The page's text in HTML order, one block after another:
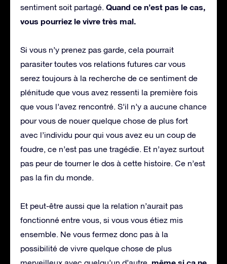
sentiment soit partagé. Quand ce n’est pas le cas,
vous pourriez le vivre très mal.
Si vous n’y prenez pas garde, cela pourrait
parasiter toutes vos relations futures car vous
serez toujours à la recherche de ce sentiment de
plénitude que vous avez ressenti la première fois
que vous l’avez rencontré. S’il n’y a aucune chance
pour vous de nouer quelque chose de plus fort
avec l’individu pour qui vous avez eu un coup de
foudre, ce n’est pas une tragédie. Et n’ayez surtout
pas peur de tourner le dos à cette histoire. Ce n’est
pas la fin du monde.
Et peut-être aussi que la relation n’aurait pas
fonctionné entre vous, si vous vous étiez mis
ensemble. Ne vous fermez donc pas à la
possibilité de vivre quelque chose de plus